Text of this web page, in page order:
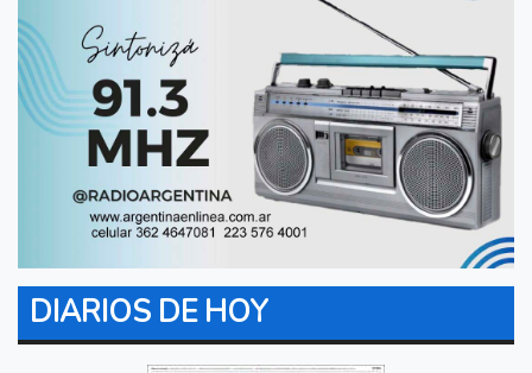
DIARIOS DE HOY